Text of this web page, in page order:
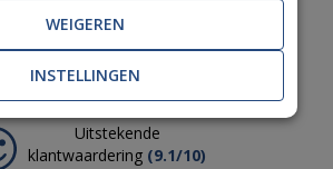
uit de woonbranche.
Uitstekende
klantwaardering (9.1/10)
WEIGEREN
INSTELLINGEN